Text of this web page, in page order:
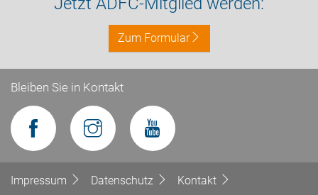
Zum Formular
Bleiben Sie in Kontakt
Impressum Datenschutz Kontakt